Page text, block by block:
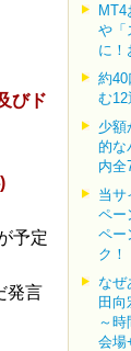
びド
予定
発言
MT4
や「
に！
約
む12
少額
的な
内全
当サ
ペー
ペー
ク！
なぜ
田向
～時
会場